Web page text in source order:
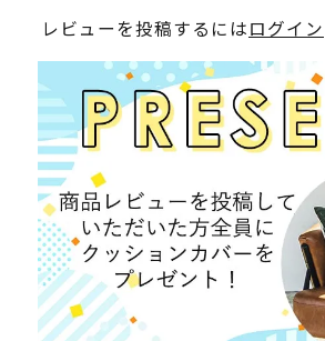
レビューを投稿するにはログイン